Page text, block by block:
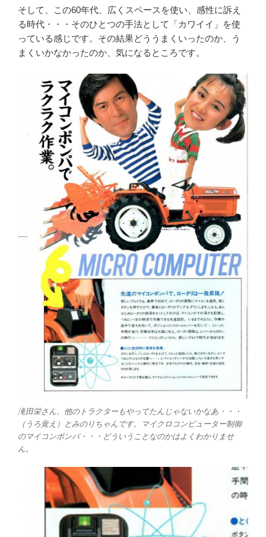
そして、この60年代、広くスペースを使い、感性に訴え
る時代・・・そのひとつの手法として「カワイイ」を使
っている感じです。その結果どううまくいったのか、う
まくいかなかったのか、気になるところです。
滝田栄さん、他のトラクターもやってたんじゃないかなあ・・・
（うろ覚え）とみのりちゃんです。マイクロコンピューター制御
のマイコンポンパ・・・どういうことなのかはよくわかりませ
ん。